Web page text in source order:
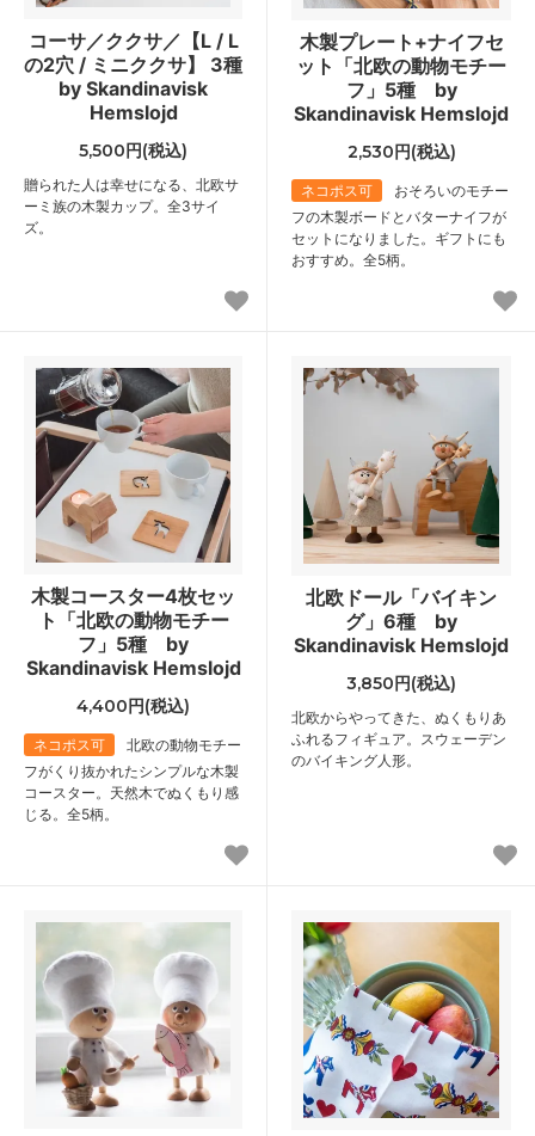
コーサ／ククサ／【L / L
の2穴 / ミニククサ】 3種
by Skandinavisk
Hemslojd
5,500円(税込)
贈られた人は幸せになる、北欧サ
ーミ族の木製カップ。全3サイ
ズ。
木製プレート+ナイフセ
ット「北欧の動物モチー
フ」5種 by
Skandinavisk Hemslojd
2,530円(税込)
ネコポス可
おそろいのモチー
フの木製ボードとバターナイフが
セットになりました。ギフトにも
おすすめ。全5柄。
木製コースター4枚セッ
ト「北欧の動物モチー
フ」5種 by
Skandinavisk Hemslojd
4,400円(税込)
ネコポス可
北欧の動物モチー
フがくり抜かれたシンプルな木製
コースター。天然木でぬくもり感
じる。全5柄。
北欧ドール「バイキン
グ」6種 by
Skandinavisk Hemslojd
3,850円(税込)
北欧からやってきた、ぬくもりあ
ふれるフィギュア。スウェーデン
のバイキング人形。